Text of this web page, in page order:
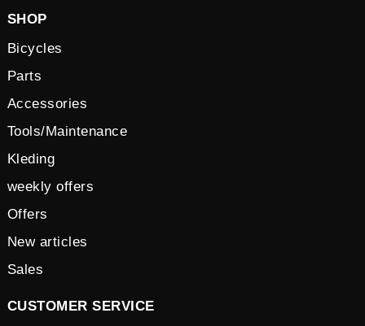
SHOP
Bicycles
Parts
Accessories
Tools/Maintenance
Kleding
weekly offers
Offers
New articles
Sales
CUSTOMER SERVICE